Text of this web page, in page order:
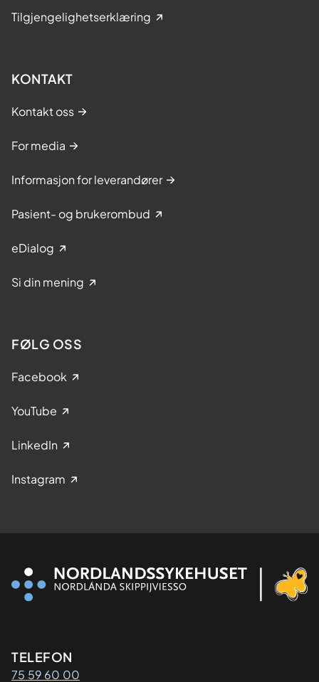
Tilgjengelighetserklæring
KONTAKT
Kontakt oss
For media
Informasjon for leverandører
Pasient- og brukerombud
eDialog
Si din mening
FØLG OSS
Facebook
YouTube
LinkedIn
Instagram
Kontaktinformasjon
TELEFON
75 59 60 00